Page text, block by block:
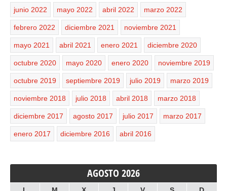
junio 2022 mayo 2022 abril 2022 marzo 2022
febrero 2022 diciembre 2021 noviembre 2021
mayo 2021 abril 2021 enero 2021 diciembre 2020
octubre 2020 mayo 2020 enero 2020 noviembre 2019
octubre 2019 septiembre 2019 julio 2019 marzo 2019
noviembre 2018 julio 2018 abril 2018 marzo 2018
diciembre 2017 agosto 2017 julio 2017 marzo 2017
enero 2017 diciembre 2016 abril 2016
AGOSTO 2026